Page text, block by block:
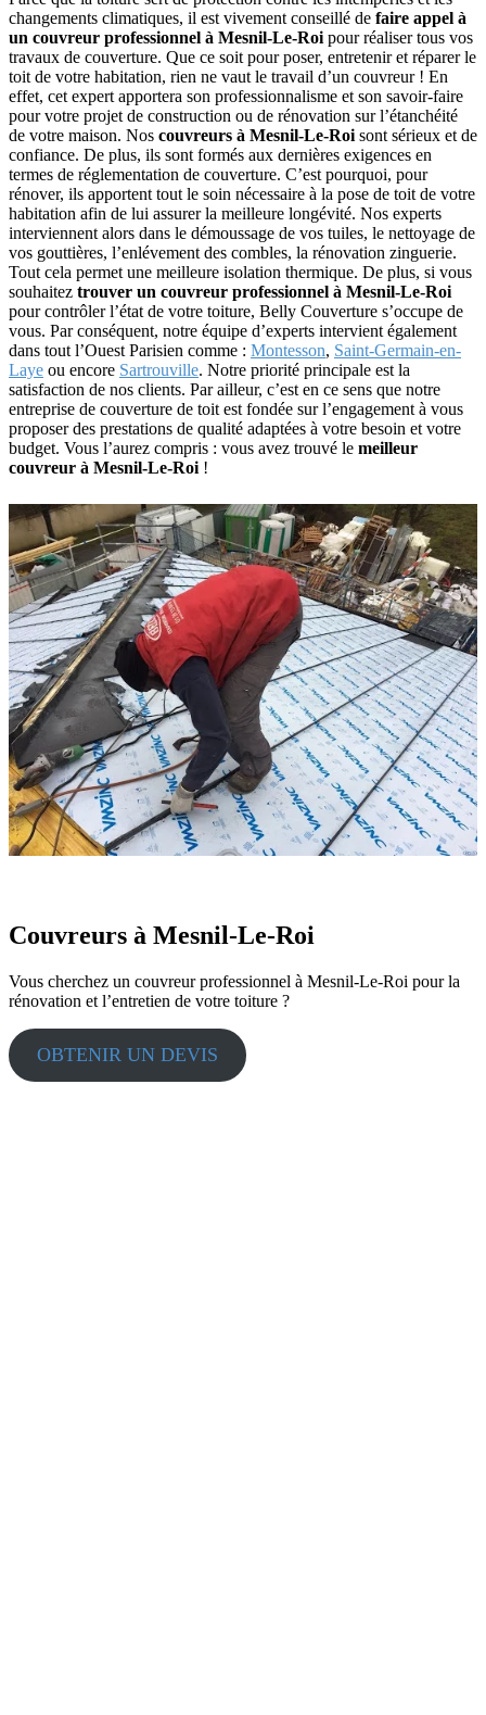
changements climatiques, il est vivement conseillé de faire appel à
un couvreur professionnel à Mesnil-Le-Roi pour réaliser tous vos
travaux de couverture. Que ce soit pour poser, entretenir et réparer le
toit de votre habitation, rien ne vaut le travail d’un couvreur ! En
effet, cet expert apportera son professionnalisme et son savoir-faire
pour votre projet de construction ou de rénovation sur l’étanchéité
de votre maison. Nos couvreurs à Mesnil-Le-Roi sont sérieux et de
confiance. De plus, ils sont formés aux dernières exigences en
termes de réglementation de couverture. C’est pourquoi, pour
rénover, ils apportent tout le soin nécessaire à la pose de toit de votre
habitation afin de lui assurer la meilleure longévité. Nos experts
interviennent alors dans le démoussage de vos tuiles, le nettoyage de
vos gouttières, l’enlévement des combles, la rénovation zinguerie.
Tout cela permet une meilleure isolation thermique. De plus, si vous
souhaitez trouver un couvreur professionnel à Mesnil-Le-Roi
pour contrôler l’état de votre toiture, Belly Couverture s’occupe de
vous. Par conséquent, notre équipe d’experts intervient également
dans tout l’Ouest Parisien comme : Montesson, Saint-Germain-en-
Laye ou encore Sartrouville. Notre priorité principale est la
satisfaction de nos clients. Par ailleur, c’est en ce sens que notre
entreprise de couverture de toit est fondée sur l’engagement à vous
proposer des prestations de qualité adaptées à votre besoin et votre
budget. Vous l’aurez compris : vous avez trouvé le meilleur
couvreur à Mesnil-Le-Roi !
Couvreurs à Mesnil-Le-Roi
Vous cherchez un couvreur professionnel à Mesnil-Le-Roi pour la
rénovation et l’entretien de votre toiture ?
OBTENIR UN DEVIS